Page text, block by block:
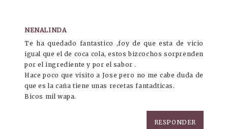
NENALINDA
Te ha quedado fantastico ,foy de que esta de vicio
igual que el de coca cola, estos bizcochos sorprenden
por el ingrediente y por el sabor .
Hace poco que visito a Jose pero no me cabe duda de
que es la caña tiene unas recetas fantadticas.
Bicos mil wapa.
RESPONDER